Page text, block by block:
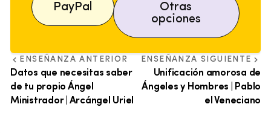
PayPal
Otras
opciones
ENSEÑANZA ANTERIOR
Datos que necesitas saber
de tu propio Ángel
Ministrador | Arcángel Uriel
ENSEÑANZA SIGUIENTE
Unificación amorosa de
Ángeles y Hombres | Pablo
el Veneciano